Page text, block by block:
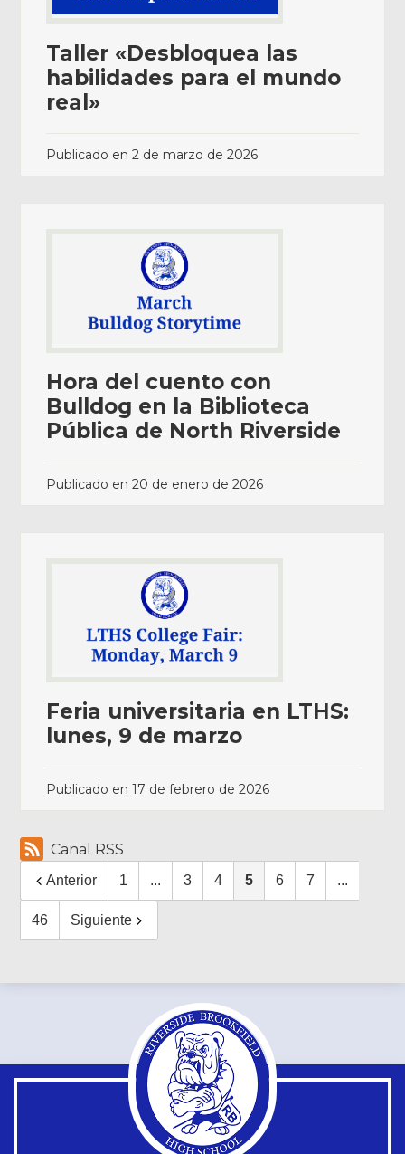
Taller «Desbloquea las
habilidades para el mundo
real»
Publicado en2 de marzo de 2026
Hora del cuento con
Bulldog en la Biblioteca
Pública de North Riverside
Publicado en20 de enero de 2026
Feria universitaria en LTHS:
lunes, 9 de marzo
Publicado en17 de febrero de 2026
Canal RSS
Anterior 1 ... 3 4 5 6 7 ...
46 Siguiente